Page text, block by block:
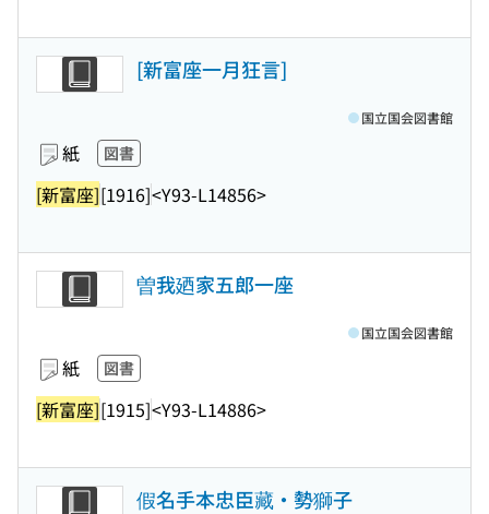
[新富座一月狂言]
紙 図書
[新富座][1916]<Y93-L14856>
国立国会図書館
曽我廼家五郎一座
紙 図書
[新富座][1915]<Y93-L14886>
国立国会図書館
假名手本忠臣藏・勢獅子